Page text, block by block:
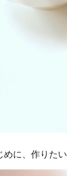
に、作りた